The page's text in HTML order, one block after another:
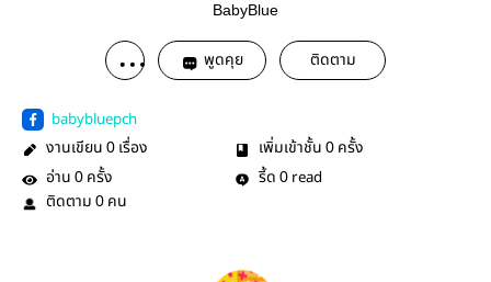
BabyBlue
พูดคุย ติดตาม
babybluepch
งานเขียน 0 เรื่อง เพิ่มเข้าชั้น 0 ครั้ง
อ่าน 0 ครั้ง รี้ด 0 read
ติดตาม 0 คน